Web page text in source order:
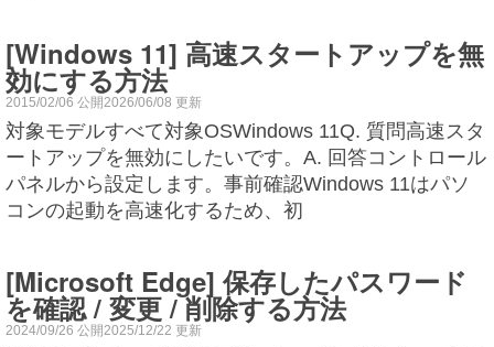
[Windows 11] 高速スタートアップを無
効にする方法
2015/02/06 公開2026/06/08 更新
対象モデルすべて対象OSWindows 11Q. 質問高速スタ
ートアップを無効にしたいです。A. 回答コントロール
パネルから設定します。事前確認Windows 11はパソ
コンの起動を高速化するため、初
[Microsoft Edge] 保存したパスワード
を確認 / 変更 / 削除する方法
2024/09/26 公開2025/12/22 更新